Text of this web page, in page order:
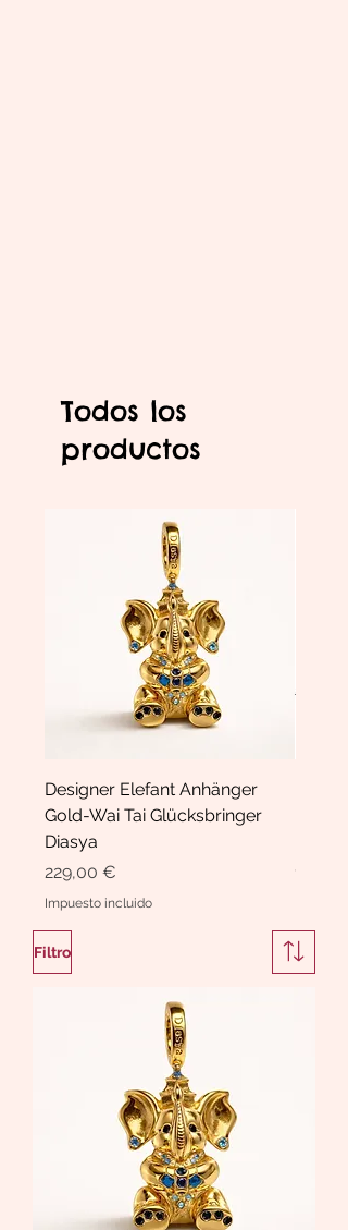
Todos los
productos
Designer Elefant Anhänger
Gold-Wai Tai Glücksbringer
Diasya
Precio
229,00 €
Impuesto incluido
Precio
189,00
Filtro